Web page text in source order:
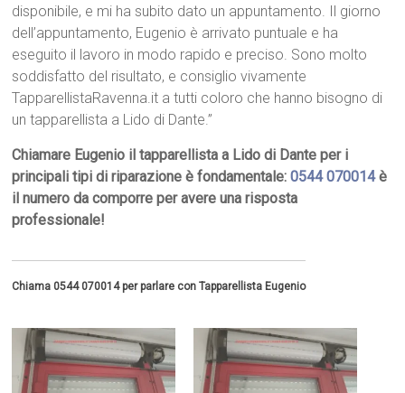
disponibile, e mi ha subito dato un appuntamento. Il giorno
dell’appuntamento, Eugenio è arrivato puntuale e ha
eseguito il lavoro in modo rapido e preciso. Sono molto
soddisfatto del risultato, e consiglio vivamente
TapparellistaRavenna.it a tutti coloro che hanno bisogno di
un tapparellista a Lido di Dante.”
Chiamare Eugenio il tapparellista a Lido di Dante per i
principali tipi di riparazione è fondamentale:0544 070014è
il numero da comporre per avere una risposta
professionale!
Chiama 0544 070014 per parlare con Tapparellista Eugenio